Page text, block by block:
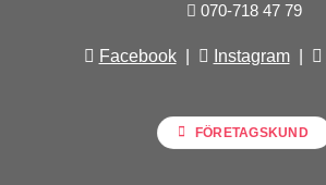
070-718 47 79
Facebook| Instagram|
FÖRETAGSKUND